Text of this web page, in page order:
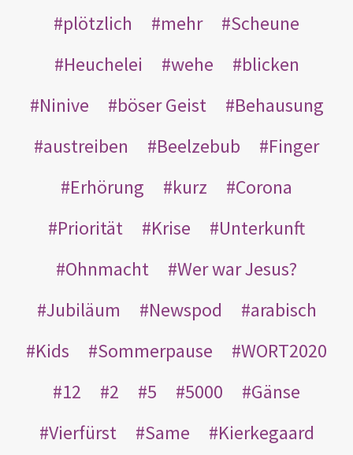
plötzlich mehr
Scheune
Heuchelei
wehe
blicken
Ninive
böser Geist
Behausung
austreiben
Beelzebub
Finger
Erhörung
kurz
Corona
Priorität
Krise
Unterkunft
Ohnmacht
Wer war Jesus?
Jubiläum
Newspod
arabisch
Kids
Sommerpause
WORT2020
12
2 5 5000
Gänse
Vierfürst
Same
Kierkegaard